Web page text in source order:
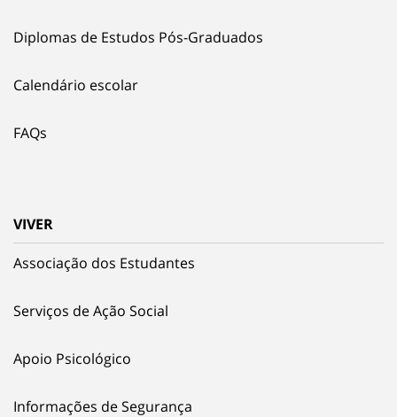
Diplomas de Estudos Pós-Graduados
Calendário escolar
FAQs
VIVER
Associação dos Estudantes
Serviços de Ação Social
Apoio Psicológico
Informações de Segurança